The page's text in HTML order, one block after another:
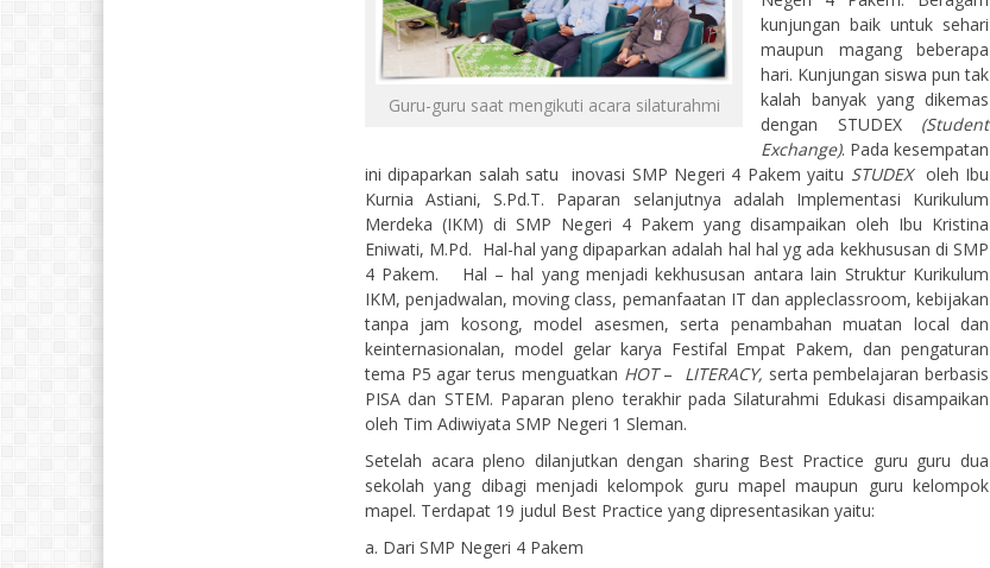
Guru-guru saat mengikuti acara silaturahmi
kunjungan baik untuk sehari
maupun magang beberapa
hari. Kunjungan siswa pun tak
kalah banyak yang dikemas
dengan STUDEX (Student
Exchange). Pada kesempatan
ini dipaparkan salah satu inovasi SMP Negeri 4 Pakem yaitu STUDEX oleh Ibu
Kurnia Astiani, S.Pd.T. Paparan selanjutnya adalah Implementasi Kurikulum
Merdeka (IKM) di SMP Negeri 4 Pakem yang disampaikan oleh Ibu Kristina
Eniwati, M.Pd. Hal-hal yang dipaparkan adalah hal hal yg ada kekhususan di SMP
4 Pakem. Hal – hal yang menjadi kekhususan antara lain Struktur Kurikulum
IKM, penjadwalan, moving class, pemanfaatan IT dan appleclassroom, kebijakan
tanpa jam kosong, model asesmen, serta penambahan muatan local dan
keinternasionalan, model gelar karya Festifal Empat Pakem, dan pengaturan
tema P5 agar terus menguatkan HOT– LITERACY, serta pembelajaran berbasis
PISA dan STEM. Paparan pleno terakhir pada Silaturahmi Edukasi disampaikan
oleh Tim Adiwiyata SMP Negeri 1 Sleman.
Setelah acara pleno dilanjutkan dengan sharing Best Practice guru guru dua
sekolah yang dibagi menjadi kelompok guru mapel maupun guru kelompok
mapel. Terdapat 19 judul Best Practice yang dipresentasikan yaitu:
a. Dari SMP Negeri 4 Pakem